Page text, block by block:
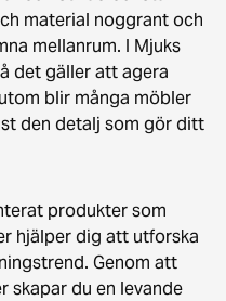
material noggrant och
mellanrum. I Mjuks
det gäller att agera
blir många möbler
den detalj som gör ditt
produkter som
hjälper dig att utforska
Genom att
skapar du en levande